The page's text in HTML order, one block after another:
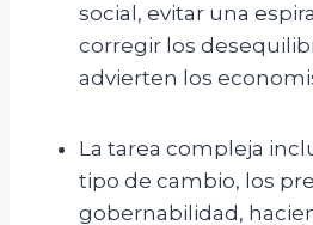
social, evitar una
corregir los
advierten los
La tarea compleja
tipo de cambio, los
gobernabilidad,